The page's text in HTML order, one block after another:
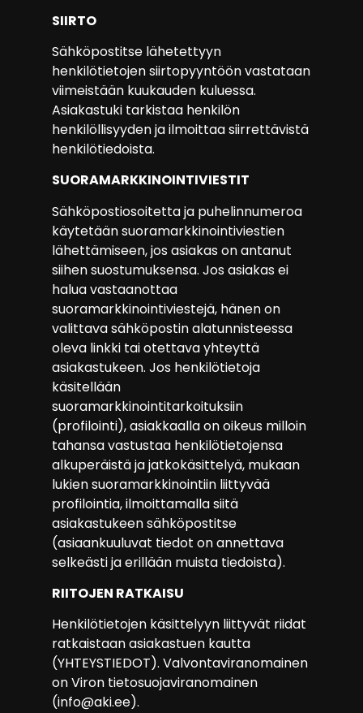
SIIRTO
Sähköpostitse lähetettyyn
henkilötietojen siirtopyyntöön vastataan
viimeistään kuukauden kuluessa.
Asiakastuki tarkistaa henkilön
henkilöllisyyden ja ilmoittaa siirrettävistä
henkilötiedoista.
SUORAMARKKINOINTIVIESTIT
Sähköpostiosoitetta ja puhelinnumeroa
käytetään suoramarkkinointiviestien
lähettämiseen, jos asiakas on antanut
siihen suostumuksensa. Jos asiakas ei
halua vastaanottaa
suoramarkkinointiviestejä, hänen on
valittava sähköpostin alatunnisteessa
oleva linkki tai otettava yhteyttä
asiakastukeen. Jos henkilötietoja
käsitellään
suoramarkkinointitarkoituksiin
(profilointi), asiakkaalla on oikeus milloin
tahansa vastustaa henkilötietojensa
alkuperäistä ja jatkokäsittelyä, mukaan
lukien suoramarkkinointiin liittyvää
profilointia, ilmoittamalla siitä
asiakastukeen sähköpostitse
(asiaankuuluvat tiedot on annettava
selkeästi ja erillään muista tiedoista).
RIITOJEN RATKAISU
Henkilötietojen käsittelyyn liittyvät riidat
ratkaistaan ​​asiakastuen kautta
(YHTEYSTIEDOT). Valvontaviranomainen
on Viron tietosuojaviranomainen
(info@aki.ee).